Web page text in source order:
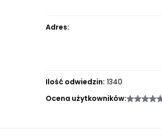
Adres:
Ilość odwiedzin: 1340
Ocena użytkowników: